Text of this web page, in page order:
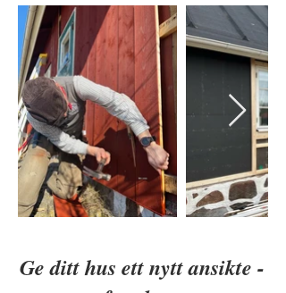
Ge ditt hus ett nytt ansikte -